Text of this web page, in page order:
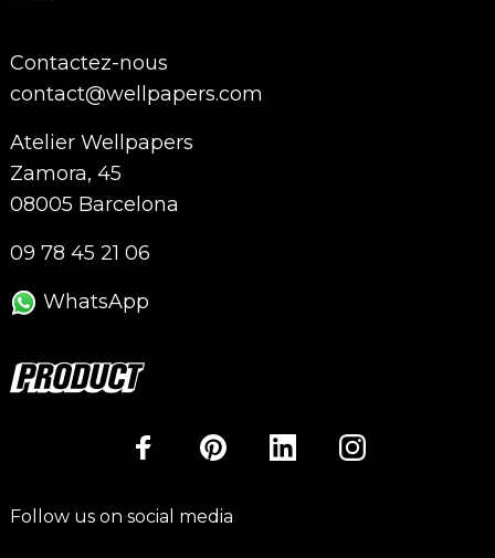
Contactez-nous
contact@wellpapers.com
Atelier Wellpapers
Zamora, 45
08005 Barcelona
09 78 45 21 06
WhatsApp
Follow us on social media